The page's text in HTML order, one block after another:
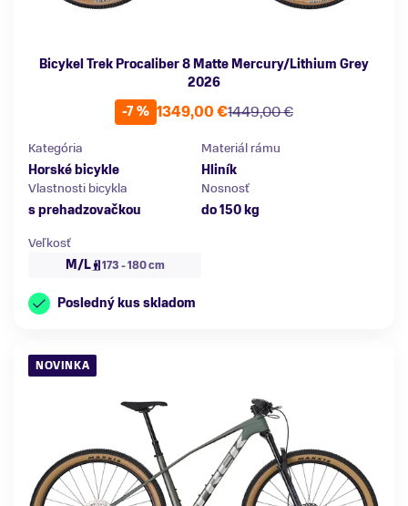
Bicykel Trek Procaliber 8 Matte Mercury/Lithium Grey
2026
-7 %
1449,00 €
1349,00 €
Kategória
Horské bicykle
Materiál rámu
Hliník
Vlastnosti bicykla
s prehadzovačkou
Nosnosť
do 150 kg
Veľkosť
M/L
173 - 180 cm
Posledný kus skladom
NOVINKA